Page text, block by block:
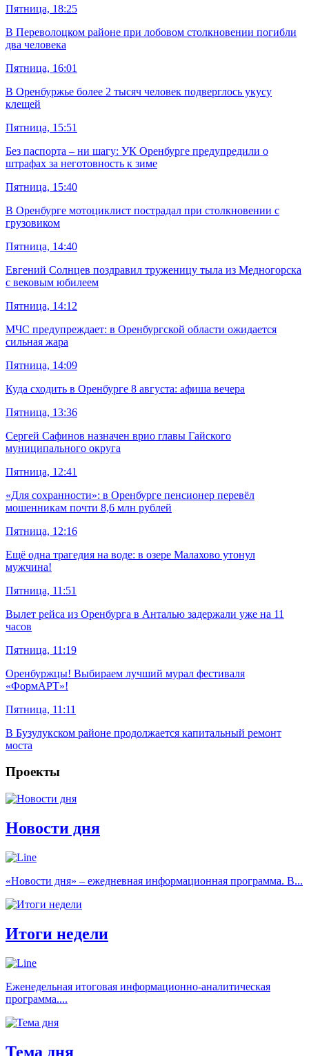
Пятница, 18:25
В Переволоцком районе при лобовом столкновении погибли
два человека
Пятница, 16:01
В Оренбуржье более 2 тысяч человек подверглось укусу
клещей
Пятница, 15:51
Без паспорта – ни шагу: УК Оренбурге предупредили о
штрафах за неготовность к зиме
Пятница, 15:40
В Оренбурге мотоциклист пострадал при столкновении с
грузовиком
Пятница, 14:40
Евгений Солнцев поздравил труженицу тыла из Медногорска
с вековым юбилеем
Пятница, 14:12
МЧС предупреждает: в Оренбургской области ожидается
сильная жара
Пятница, 14:09
Куда сходить в Оренбурге 8 августа: афиша вечера
Пятница, 13:36
Сергей Сафинов назначен врио главы Гайского
муниципального округа
Пятница, 12:41
«Для сохранности»: в Оренбурге пенсионер перевёл
мошенникам почти 8,6 млн рублей
Пятница, 12:16
Ещё одна трагедия на воде: в озере Малахово утонул
мужчина!
Пятница, 11:51
Вылет рейса из Оренбурга в Анталью задержали уже на 11
часов
Пятница, 11:19
Оренбуржцы! Выбираем лучший мурал фестиваля
«ФормАРТ»!
Пятница, 11:11
В Бузулукском районе продолжается капитальный ремонт
моста
Проекты
Новости дня
«Новости дня» – ежедневная информационная программа. В...
Итоги недели
Еженедельная итоговая информационно-аналитическая
программа....
Тема дня